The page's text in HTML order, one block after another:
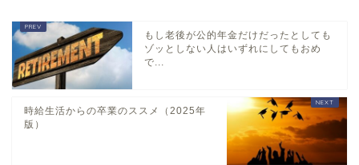
もし老後が公的年金だけだったとしても
ゾッとしない人はいずれにしてもおめ
で...
時給生活からの卒業のススメ（2025年
版）